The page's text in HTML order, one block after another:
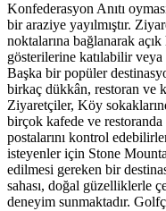
Konfederasyon Anıtı
bir araziye yayılmıştır.
noktalarına bağlanarak
gösterilerine katılabilir
Başka bir popüler
birkaç dükkân, restoran ve
Ziyaretçiler, Köy
birçok kafede ve
postalarını kontrol
isteyenler için Stone
edilmesi gereken bir
sahası, doğal güzelliklerle
deneyim sunmaktadır.